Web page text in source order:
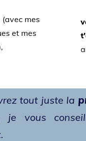
(avec mes
et mes
tout juste la
je vous